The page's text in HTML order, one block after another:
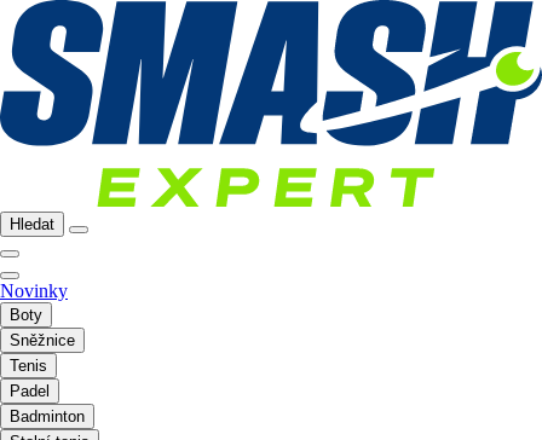
Hledat
Novinky
Boty
Sněžnice
Tenis
Padel
Badminton